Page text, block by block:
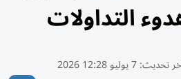
التداولات
تحديث:7 يوليو 12:28 2026